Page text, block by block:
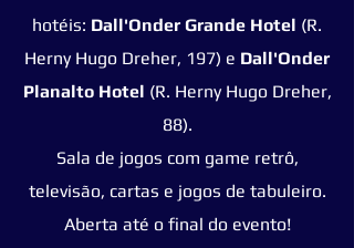
hotéis: Dall'Onder Grande Hotel (R.
Herny Hugo Dreher, 197) e Dall'Onder
Planalto Hotel (R. Herny Hugo Dreher,
88).
Sala de jogos com game retrô,
televisão, cartas e jogos de tabuleiro.
Aberta até o final do evento!